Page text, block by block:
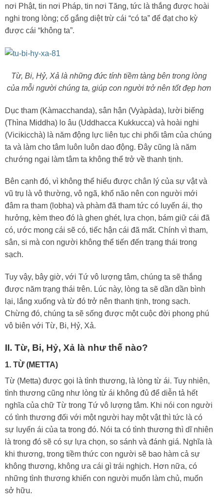
nơi Phật, tin nơi Pháp, tin nơi Tăng, tức là thắng được hoài
nghi trong lòng; cố gắng diệt trừ cái “có ta” để đạt cho kỳ
được cái “không ta”.
Từ, Bi, Hỷ, Xả là những đức tính tiềm tàng bên trong lòng
của mỗi người chúng ta, giúp con người trở nên tốt đẹp hơn
Dục tham (Kàmacchanda), sân hận (Vyàpàda), lười biếng
(Thìna Middha) lo âu (Uddhacca Kukkucca) và hoài nghi
(Vicikicchà) là năm động lực liên tục chi phối tâm của chúng
ta và làm cho tâm luôn luôn dao động. Đây cũng là năm
chướng ngại làm tâm ta không thể trở về thanh tịnh.
Bên cạnh đó, vì không thể hiểu được chân lý của sự vật và
vũ trụ là vô thường, vô ngã, khổ não nên con người mới
đâm ra tham (lobha) và phàm đã tham tức có luyến ái, thọ
hưởng, kèm theo đó là ghen ghét, lựa chọn, bám giữ cái đã
có, ước mong cái sẽ có, tiếc hận cái đã mất. Chính vì tham,
sân, si mà con người không thể tiến đến trạng thái trong
sạch.
Tuy vậy, bây giờ, với Tứ vô lượng tâm, chúng ta sẽ thắng
được năm trạng thái trên. Lúc này, lòng ta sẽ dần dần bình
lại, lắng xuống và từ đó trở nên thanh tịnh, trong sạch.
Chừng đó, chúng ta sẽ sống được một cuộc đời phong phú
vô biên với Từ, Bi, Hỷ, Xả.
II. Từ, Bi, Hỷ, Xả là như thế nào?
1. TỪ (METTA)
Từ (Metta) được gọi là tình thương, là lòng từ ái. Tuy nhiên,
tình thương cũng như lòng từ ái không đủ để diễn tả hết
nghĩa của chữ Từ trong Tứ vô lượng tâm. Khi nói con người
có tình thương đối với một người hay một vật thì tức là có
sự luyến ái của ta trong đó. Nói ta có tình thương thì dĩ nhiên
là trong đó sẽ có sự lựa chọn, so sánh và đánh giá. Nghĩa là
khi thương, trong tiềm thức con người sẽ bao hàm cả sự
không thương, không ưa cái gì trái nghịch. Hơn nữa, có
những tình thương khiến con người muốn làm chủ, muốn
sở hữu.